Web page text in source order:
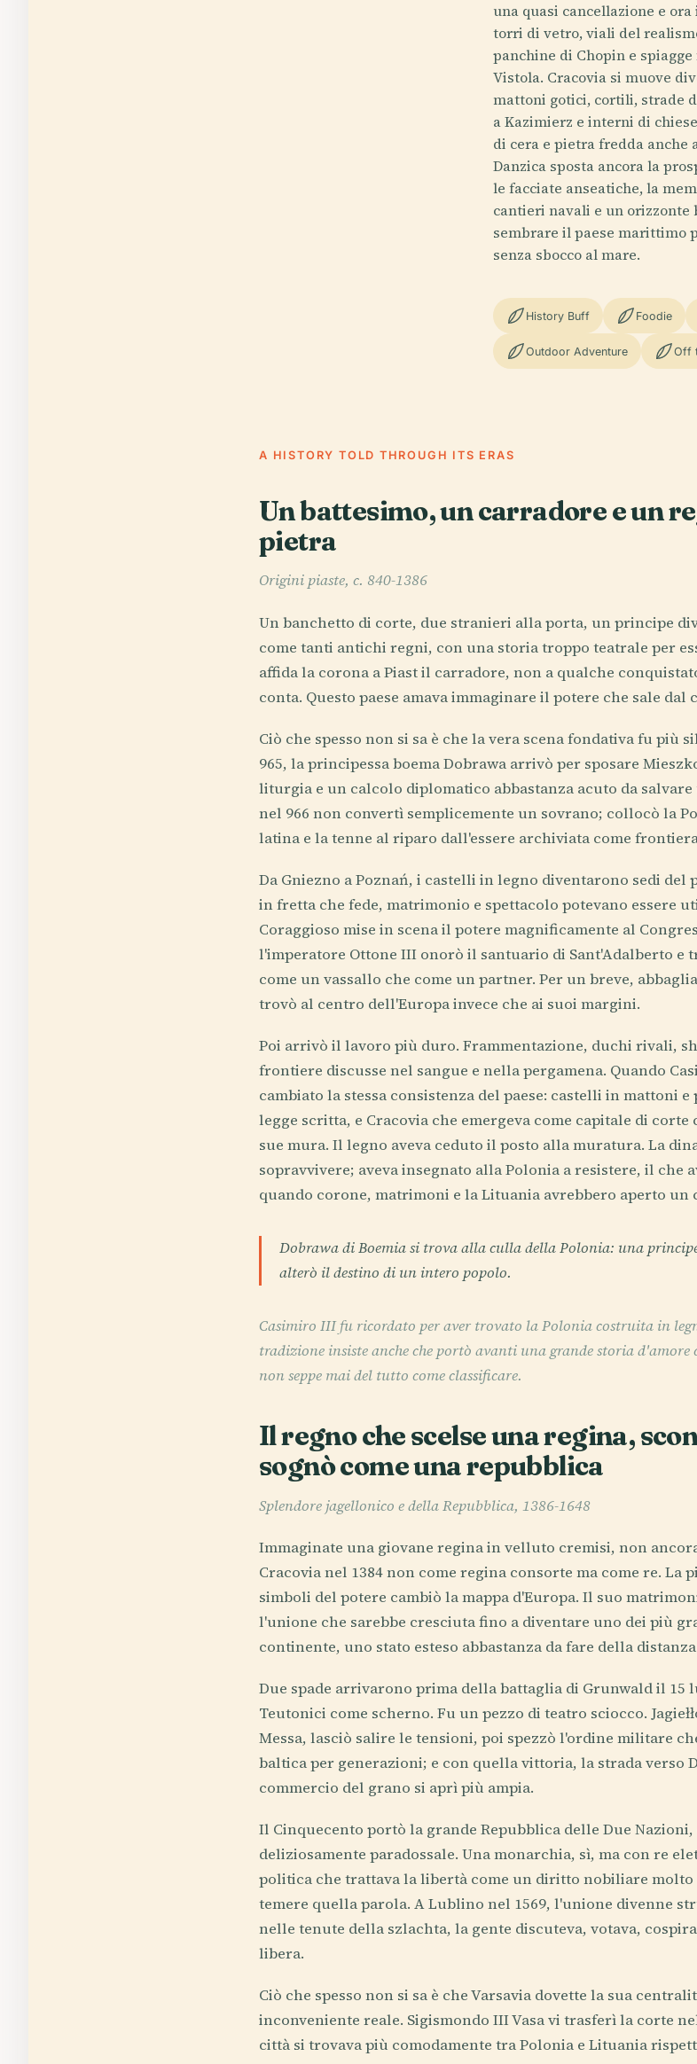
una quasi cancellazione e
torri di vetro, viali del
panchine di Chopin e
Vistola. Cracovia si muove
mattoni gotici, cortili, strade
a Kazimierz e interni di
di cera e pietra fredda anche
Danzica sposta ancora la
le facciate anseatiche, la
cantieri navali e un orizzonte
sembrare il paese marittimo
senza sbocco al mare.
History Buff Foodie
Outdoor Adventure Off
A HISTORY TOLD THROUGH ITS ERAS
Un battesimo, un carradore e un
pietra
Origini piaste, c. 840-1386
Un banchetto di corte, due stranieri alla porta, un principe
come tanti antichi regni, con una storia troppo teatrale per
affida la corona a Piast il carradore, non a qualche
conta. Questo paese amava immaginare il potere che sale
Ciò che spesso non si sa è che la vera scena fondativa fu più
965, la principessa boema Dobrawa arrivò per sposare
liturgia e un calcolo diplomatico abbastanza acuto da
nel 966 non convertì semplicemente un sovrano; collocò la
latina e la tenne al riparo dall'essere archiviata come
Da Gniezno a Poznań, i castelli in legno diventarono sedi del
in fretta che fede, matrimonio e spettacolo potevano essere
Coraggioso mise in scena il potere magnificamente al
l'imperatore Ottone III onorò il santuario di Sant'Adalberto e
come un vassallo che come un partner. Per un breve,
trovò al centro dell'Europa invece che ai suoi margini.
Poi arrivò il lavoro più duro. Frammentazione, duchi rivali,
frontiere discusse nel sangue e nella pergamena. Quando
cambiato la stessa consistenza del paese: castelli in mattoni
legge scritta, e Cracovia che emergeva come capitale di
sue mura. Il legno aveva ceduto il posto alla muratura. La
sopravvivere; aveva insegnato alla Polonia a resistere, il che
quando corone, matrimoni e la Lituania avrebbero aperto
Dobrawa di Boemia si trova alla culla della Polonia: una
alterò il destino di un intero popolo.
Casimiro III fu ricordato per aver trovato la Polonia costruita in
tradizione insiste anche che portò avanti una grande storia d'amore
non seppe mai del tutto come classificare.
Il regno che scelse una regina,
sognò come una repubblica
Splendore jagellonico e della Repubblica, 1386-1648
Immaginate una giovane regina in velluto cremisi, non
Cracovia nel 1384 non come regina consorte ma come re. La
simboli del potere cambiò la mappa d'Europa. Il suo
l'unione che sarebbe cresciuta fino a diventare uno dei più
continente, uno stato esteso abbastanza da fare della
Due spade arrivarono prima della battaglia di Grunwald il 15
Teutonici come scherno. Fu un pezzo di teatro sciocco.
Messa, lasciò salire le tensioni, poi spezzò l'ordine militare
baltica per generazioni; e con quella vittoria, la strada verso
commercio del grano si aprì più ampia.
Il Cinquecento portò la grande Repubblica delle Due
deliziosamente paradossale. Una monarchia, sì, ma con re
politica che trattava la libertà come un diritto nobiliare molto
temere quella parola. A Lublino nel 1569, l'unione divenne
nelle tenute della szlachta, la gente discuteva, votava,
libera.
Ciò che spesso non si sa è che Varsavia dovette la sua
inconveniente reale. Sigismondo III Vasa vi trasferì la corte
città si trovava più comodamente tra Polonia e Lituania